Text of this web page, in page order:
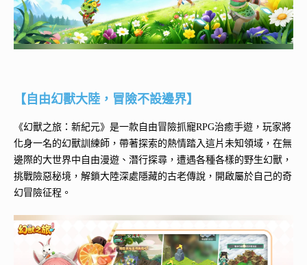
【自由幻獸大陸，冒險不設邊界】
《幻獸之旅：新紀元》是一款自由冒險抓寵RPG治癒手遊，玩家將
化身一名的幻獸訓練師，帶著探索的熱情踏入這片未知領域，在無
邊際的大世界中自由漫遊、潛行探尋，遭遇各種各樣的野生幻獸，
挑戰險惡秘境，解鎖大陸深處隱藏的古老傳說，開啟屬於自己的奇
幻冒險征程。